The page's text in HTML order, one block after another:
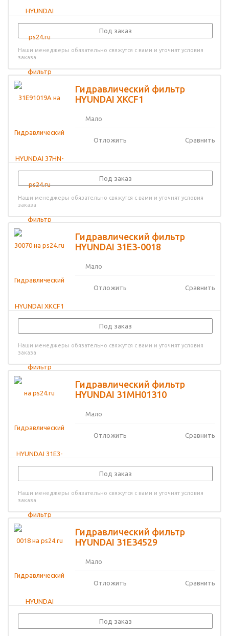
Под заказ
Наши менеджеры обязательно свяжутся с вами и уточнят условия
заказа
Гидравлический фильтр
HYUNDAI XKCF1
Мало
Отложить Сравнить
Под заказ
Наши менеджеры обязательно свяжутся с вами и уточнят условия
заказа
Гидравлический фильтр
HYUNDAI 31E3-0018
Мало
Отложить Сравнить
Под заказ
Наши менеджеры обязательно свяжутся с вами и уточнят условия
заказа
Гидравлический фильтр
HYUNDAI 31MH01310
Мало
Отложить Сравнить
Под заказ
Наши менеджеры обязательно свяжутся с вами и уточнят условия
заказа
Гидравлический фильтр
HYUNDAI 31E34529
Мало
Отложить Сравнить
Под заказ